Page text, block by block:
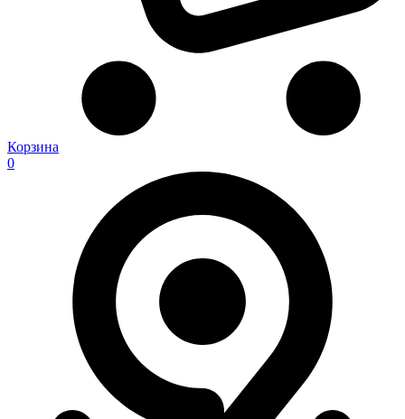
Корзина
0